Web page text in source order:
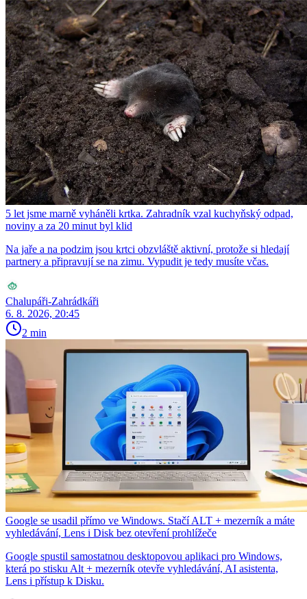
5 let jsme marně vyháněli krtka. Zahradník vzal kuchyňský odpad,
noviny a za 20 minut byl klid
Na jaře a na podzim jsou krtci obzvláště aktivní, protože si hledají
partnery a připravují se na zimu. Vypudit je tedy musíte včas.
Chalupáři-Zahrádkáři
6. 8. 2026, 20:45
2 min
Google se usadil přímo ve Windows. Stačí ALT + mezerník a máte
vyhledávání, Lens i Disk bez otevření prohlížeče
Google spustil samostatnou desktopovou aplikaci pro Windows,
která po stisku Alt + mezerník otevře vyhledávání, AI asistenta,
Lens i přístup k Disku.